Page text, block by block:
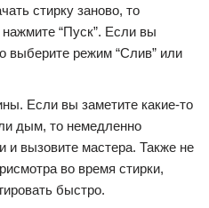
стирку заново, то
“Пуск”. Если вы
выберите режим “Слив” или
Если вы заметите какие-то
дым, то немедленно
и вызовите мастера. Также не
во время стирки,
быстро.